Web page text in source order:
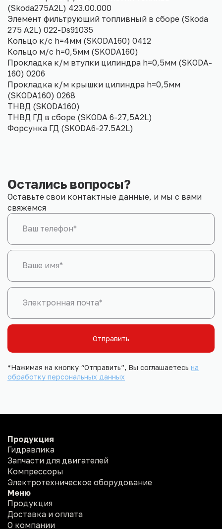
(Skoda275A2L) 423.00.000
Элемент фильтрующий топливный в сборе (Skoda
275 A2L) 022-Ds91035
Кольцо к/с h=4мм (SKODA160) 0412
Кольцо м/с h=0,5мм (SKODA160)
Прокладка к/м втулки цилиндра h=0,5мм (SKODA-
160) 0206
Прокладка к/м крышки цилиндра h=0,5мм
(SKODA160) 0268
ТНВД (SKODA160)
ТНВД ГД в сборе (SKODA 6-27,5A2L)
Форсунка ГД (SKODA6-27.5A2L)
Остались вопросы?
Оставьте свои контактные данные, и мы с вами
свяжемся
Ваш телефон*
Ваше имя*
Электронная почта*
Отправить
*Нажимая на кнопку “Отправить”, Вы соглашаетесь на
обработку персональных данных
Продукция
Гидравлика
Запчасти для двигателей
Компрессоры
Электротехническое оборудование
Меню
Продукция
Доставка и оплата
О компании